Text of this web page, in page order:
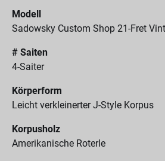
Modell
Sadowsky Custom Shop 21-Fret
# Saiten
4-Saiter
Körperform
Leicht verkleinerter J-Style Korpus
Korpusholz
Amerikanische Roterle